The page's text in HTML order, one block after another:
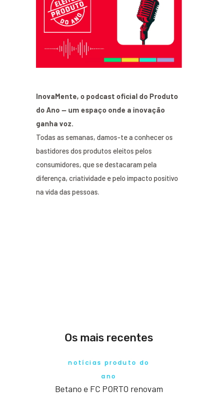
InovaMente, o podcast oficial do Produto
do Ano — um espaço onde a inovação
ganha voz.
Todas as semanas, damos-te a conhecer os
bastidores dos produtos eleitos pelos
consumidores, que se destacaram pela
diferença, criatividade e pelo impacto positivo
na vida das pessoas.
Os mais recentes
notícias produto do
ano
Betano e FC PORTO renovam